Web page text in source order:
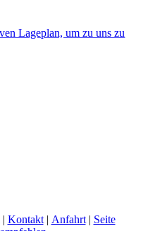
La­ge­plan, um zu uns zu
| Kontakt| Anfahrt| Seite